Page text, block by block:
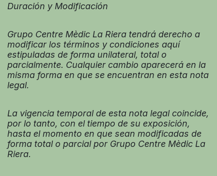
Duración y Modificación
Grupo Centre Mèdic La Riera tendrá derecho a
modificar los términos y condiciones aquí
estipuladas de forma unilateral, total o
parcialmente. Cualquier cambio aparecerá en la
misma forma en que se encuentran en esta nota
legal.
La vigencia temporal de esta nota legal coincide,
por lo tanto, con el tiempo de su exposición,
hasta el momento en que sean modificadas de
forma total o parcial por Grupo Centre Mèdic La
Riera.